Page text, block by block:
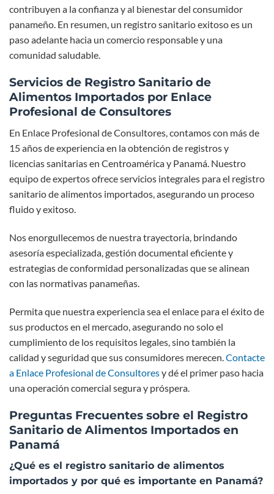
contribuyen a la confianza y al bienestar del consumidor
panameño. En resumen, un registro sanitario exitoso es un
paso adelante hacia un comercio responsable y una
comunidad saludable.
Servicios de Registro Sanitario de
Alimentos Importados por Enlace
Profesional de Consultores
En Enlace Profesional de Consultores, contamos con más de
15 años de experiencia en la obtención de registros y
licencias sanitarias en Centroamérica y Panamá. Nuestro
equipo de expertos ofrece servicios integrales para el registro
sanitario de alimentos importados, asegurando un proceso
fluido y exitoso.
Nos enorgullecemos de nuestra trayectoria, brindando
asesoría especializada, gestión documental eficiente y
estrategias de conformidad personalizadas que se alinean
con las normativas panameñas.
Permita que nuestra experiencia sea el enlace para el éxito de
sus productos en el mercado, asegurando no solo el
cumplimiento de los requisitos legales, sino también la
calidad y seguridad que sus consumidores merecen. Contacte
a Enlace Profesional de Consultoresy dé el primer paso hacia
una operación comercial segura y próspera.
Preguntas Frecuentes sobre el Registro
Sanitario de Alimentos Importados en
Panamá
¿Qué es el registro sanitario de alimentos
importados y por qué es importante en Panamá?